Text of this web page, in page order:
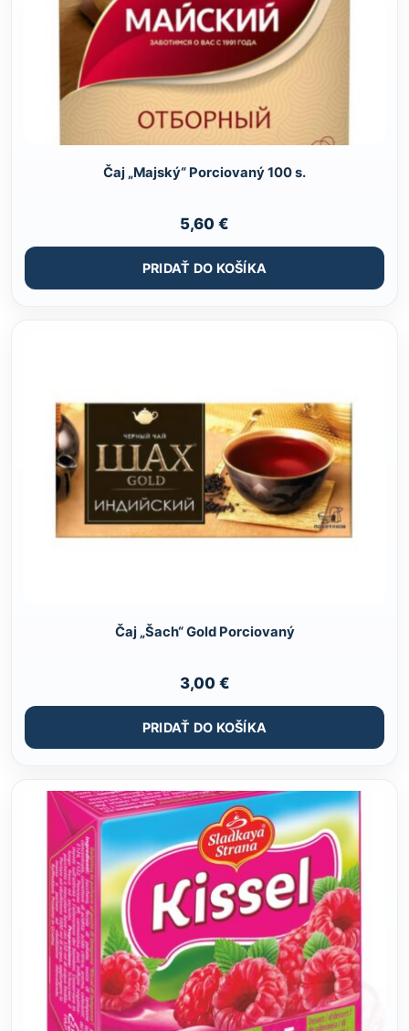
Čaj „Majský“ Porciovaný 100 s.
5,60 €
PRIDAŤ DO KOŠÍKA
Čaj „Šach“ Gold Porciovaný
3,00 €
PRIDAŤ DO KOŠÍKA